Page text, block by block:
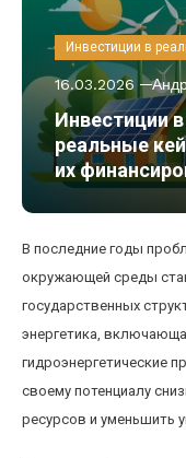
Инвестиции в
16.03.2026
Инвестиции
реальные
их
В последние годы
окружающей среды
государственных
энергетика,
гидроэнергетические
своему потенциалу
ресурсов и уменьшить